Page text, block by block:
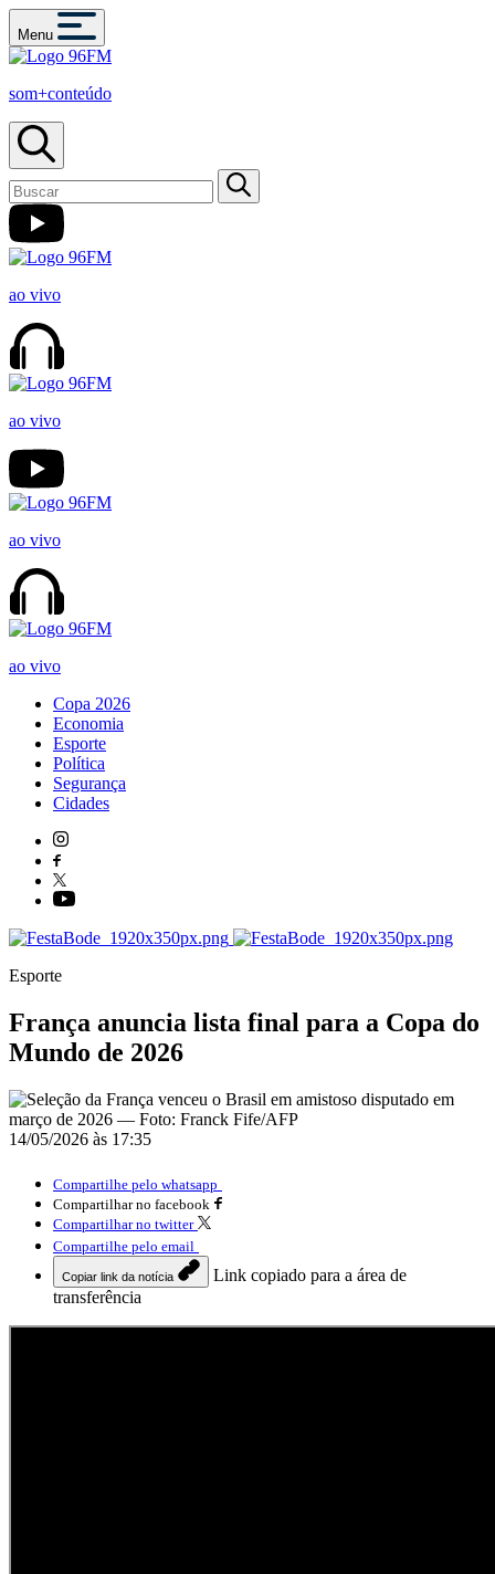
Menu
som+conteúdo
ao vivo
ao vivo
ao vivo
ao vivo
Copa 2026
Economia
Esporte
Política
Segurança
Cidades
Esporte
França anuncia lista final para a Copa do
Mundo de 2026
14/05/2026 às 17:35
Compartilhe pelo whatsapp
Compartilhar no facebook
Compartilhar no twitter
Compartilhe pelo email
Copiar link da notícia
Link copiado para a área de
transferência